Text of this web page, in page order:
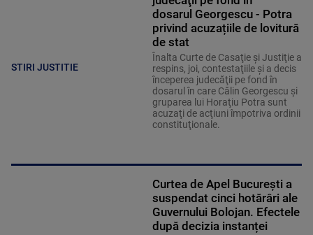
STIRI JUSTITIE
dosarul Georgescu - Potra
privind acuzațiile de lovitură
de stat
Înalta Curte de Casaţie şi Justiţie a
respins, joi, contestaţiile şi a decis
începerea judecăţii pe fond în
dosarul în care Călin Georgescu şi
gruparea lui Horaţiu Potra sunt
acuzaţi de acţiuni împotriva ordinii
constituţionale.
Curtea de Apel București a
suspendat cinci hotărâri ale
Guvernului Bolojan. Efectele
după decizia instanței